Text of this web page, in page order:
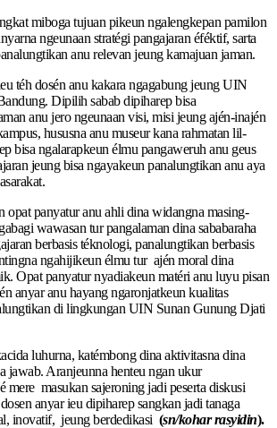
miboga tujuan pikeun ngalengkepan pamilon
ngeunaan stratégi pangajaran éféktif, sarta
anu relevan jeung kamajuan jaman.
téh dosén anu kakara ngagabung jeung UIN
Dipilih sabab dipiharep bisa
anu jero ngeunaan visi, misi jeung ajén-inajén
hususna anu museur kana rahmatan lil-
bisa ngalarapkeun élmu pangaweruh anu geus
jeung bisa ngayakeun panalungtikan anu aya
opat panyatur anu ahli dina widangna masing-
wawasan tur pangalaman dina sababaraha
berbasis téknologi, panalungtikan berbasis
ngahijikeun élmu tur ajén moral dina
Opat panyatur nyadiakeun matéri anu luyu pisan
anyar anu hayang ngaronjatkeun kualitas
di lingkungan UIN Sunan Gunung Djati
luhurna, katémbong dina aktivitasna dina
jawab. Aranjeunna henteu ngan ukur
mere masukan sajeroning jadi peserta diskusi
anyar ieu dipiharep sangkan jadi tanaga
inovatif, jeung berdedikasi (sn/kohar rasyidin).